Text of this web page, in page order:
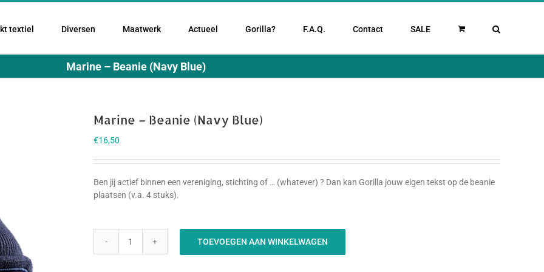
textiel Diversen Maatwerk Actueel Gorilla? F.A.Q. Contact SALE
Marine – Beanie (Navy Blue)
Marine – Beanie (Navy Blue)
€16,50
Ben jij actief binnen een vereniging, stichting of … (whatever) ? Dan kan Gorilla jouw eigen tekst op de beanie
plaatsen (v.a. 4 stuks).
Marine
TOEVOEGEN AAN WINKELWAGEN